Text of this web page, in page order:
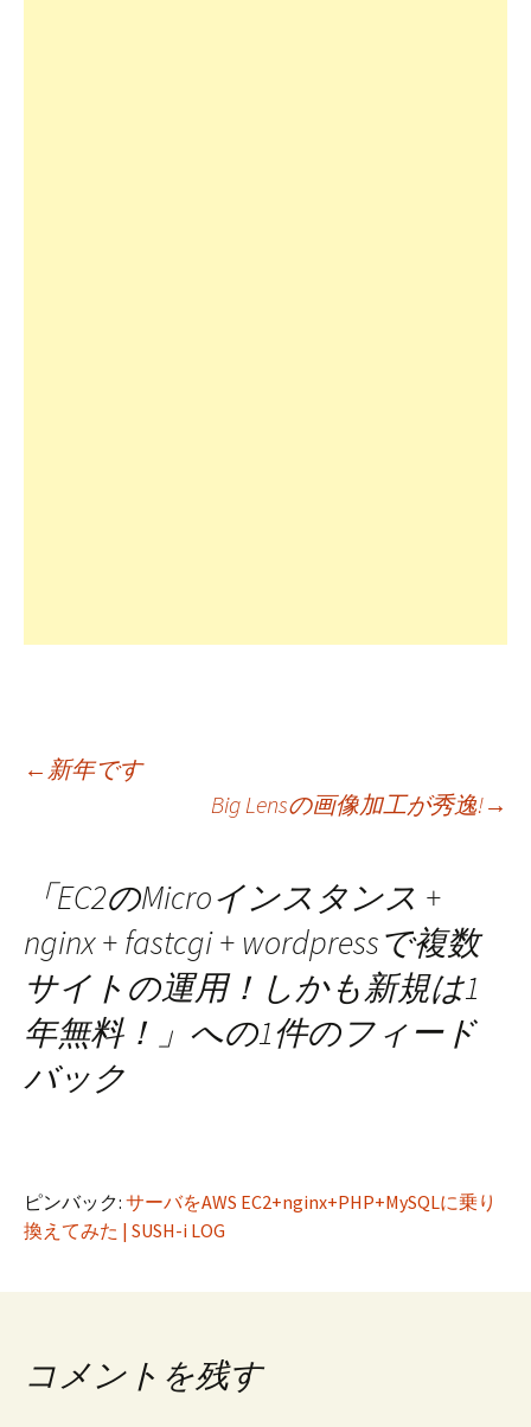
投
ナ
ビ
ゲ
シ
ョ
ン
← 新年です
Big Lensの画像加工が秀逸!→
「EC2のMicroインスタンス +
nginx + fastcgi + wordpressで複数
サイトの運用！しかも新規は1
年無料！ 」への1件のフィード
バック
ピンバック: サーバをAWS EC2+nginx+PHP+MySQLに乗り
換えてみた | SUSH-i LOG
コメントを残す